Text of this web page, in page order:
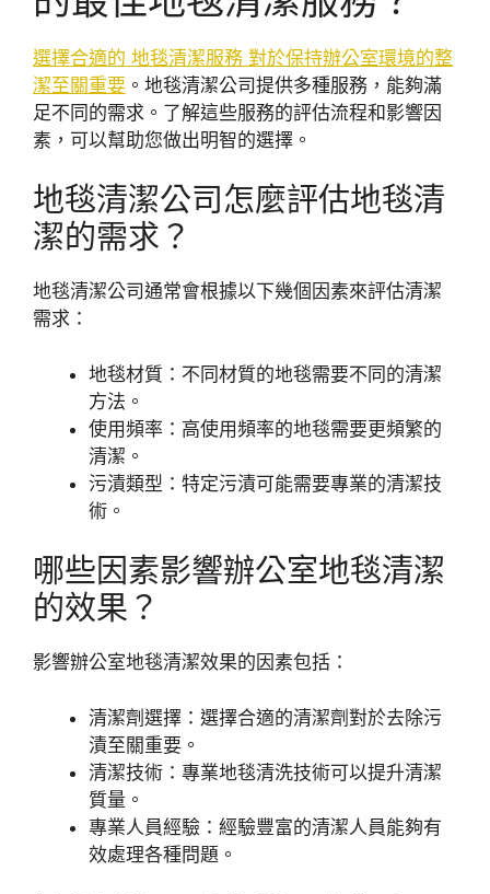
選擇合適的 地毯清潔服務 對於保持辦公室環境的整
潔至關重要 。地毯清潔公司提供多種服務，能夠滿
足不同的需求。了解這些服務的評估流程和影響因
素，可以幫助您做出明智的選擇。
地毯清潔公司怎麼評估地毯清
潔的需求？
地毯清潔公司通常會根據以下幾個因素來評估清潔
需求：
地毯材質：不同材質的地毯需要不同的清潔
方法。
使用頻率：高使用頻率的地毯需要更頻繁的
清潔。
污漬類型：特定污漬可能需要專業的清潔技
術。
哪些因素影響辦公室地毯清潔
的效果？
影響辦公室地毯清潔效果的因素包括：
清潔劑選擇：選擇合適的清潔劑對於去除污
漬至關重要。
清潔技術：專業地毯清洗技術可以提升清潔
質量。
專業人員經驗：經驗豐富的清潔人員能夠有
效處理各種問題。